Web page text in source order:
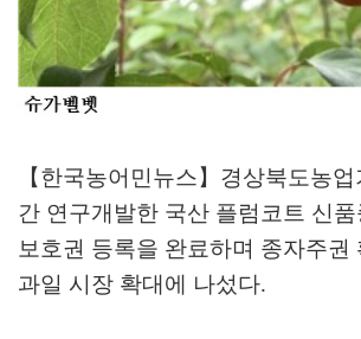
【한국농어민뉴스】 경상북도농업
간 연구개발한 국산 플럼코트 신품
보호권 등록을 완료하며 종자주권
과일 시장 확대에 나섰다.